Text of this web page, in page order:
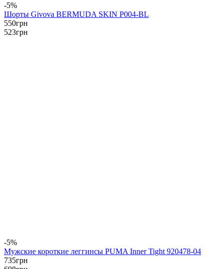
-5%
Шорты Givova BERMUDA SKIN P004-BL
550грн
523грн
-5%
Мужские короткие леггинсы PUMA Inner Tight 920478-04
735грн